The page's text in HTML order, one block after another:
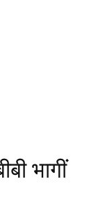
भागीं